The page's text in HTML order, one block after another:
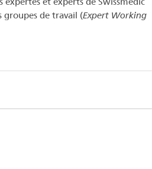
de travail (Expert Working